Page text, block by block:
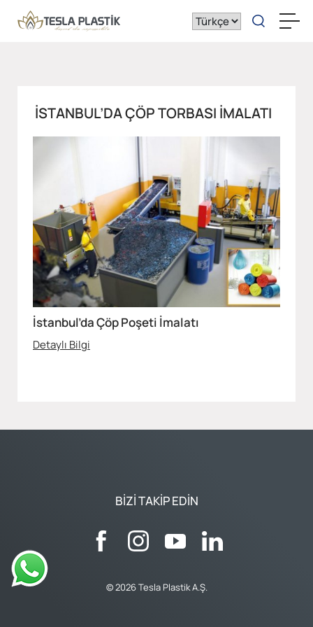
İSTANBUL’DA ÇÖP TORBASI IMALATI
İstanbul’da Çöp Poşeti İmalatı
Detaylı Bilgi
BIZI TAKIP EDIN
© 2026 Tesla Plastik A.Ş.